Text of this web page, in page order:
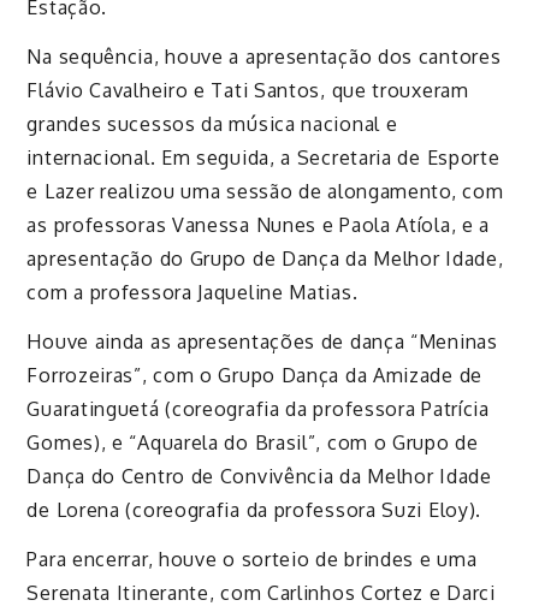
Estação.
Na sequência, houve a apresentação dos cantores
Flávio Cavalheiro e Tati Santos, que trouxeram
grandes sucessos da música nacional e
internacional. Em seguida, a Secretaria de Esporte
e Lazer realizou uma sessão de alongamento, com
as professoras Vanessa Nunes e Paola Atíola, e a
apresentação do Grupo de Dança da Melhor Idade,
com a professora Jaqueline Matias.
Houve ainda as apresentações de dança “Meninas
Forrozeiras”, com o Grupo Dança da Amizade de
Guaratinguetá (coreografia da professora Patrícia
Gomes), e “Aquarela do Brasil”, com o Grupo de
Dança do Centro de Convivência da Melhor Idade
de Lorena (coreografia da professora Suzi Eloy).
Para encerrar, houve o sorteio de brindes e uma
Serenata Itinerante, com Carlinhos Cortez e Darci